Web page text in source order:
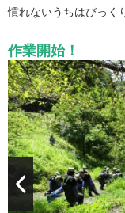
慣れないうちはびっく
作業開始！